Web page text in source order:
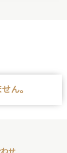
ん。
せ